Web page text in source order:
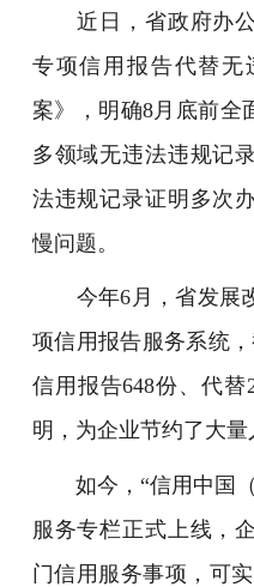
近日，省政府办公
专项信用报告代替无
案》，明确8月底前全
多领域无违法违规记
法违规记录证明多次
慢问题。
今年6月，省发展
项信用报告服务系统
信用报告648份、代替
明，为企业节约了大量
如今，“信用中国（
服务专栏正式上线，
门信用服务事项，可